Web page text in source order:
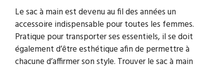
Le sac à main est devenu au fil des années un
accessoire indispensable pour toutes les femmes.
Pratique pour transporter ses essentiels, il se doit
également d’être esthétique afin de permettre à
chacune d’affirmer son style. Trouver le sac à main